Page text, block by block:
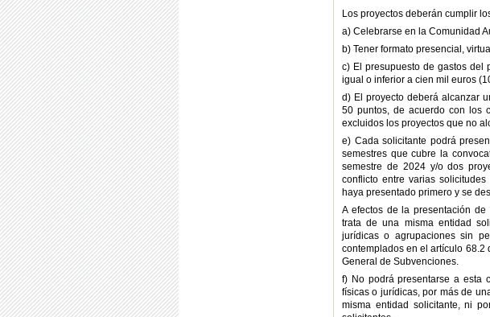
Los proyectos deberán cumplir
a) Celebrarse en la Comunidad
b) Tener formato presencial,
c) El presupuesto de gastos del
igual o inferior a cien mil euros
d) El proyecto deberá alcanzar
50 puntos, de acuerdo con los
excluidos los proyectos que no
e) Cada solicitante podrá
semestres que cubre la
semestre de 2024 y/o dos
conflicto entre varias
haya presentado primero y se
A efectos de la presentación
trata de una misma entidad
jurídicas o agrupaciones sin
contemplados en el artículo 68.2
General de Subvenciones.
f) No podrá presentarse a esta
físicas o jurídicas, por más de
misma entidad solicitante, ni